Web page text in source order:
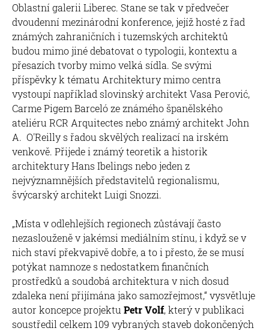
Oblastní galerii Liberec. Stane se tak v předvečer
dvoudenní mezinárodní konference, jejíž hosté z řad
známých zahraničních i tuzemských architektů
budou mimo jiné debatovat o typologii, kontextu a
přesazích tvorby mimo velká sídla. Se svými
příspěvky k tématu Architektury mimo centra
vystoupí například slovinský architekt Vasa Perović,
Carme Pigem Barceló ze známého španělského
ateliéru RCR Arquitectes nebo známý architekt John
A. O'Reilly s řadou skvělých realizací na irském
venkově. Přijede i známý teoretik a historik
architektury Hans Ibelings nebo jeden z
nejvýznamnějších představitelů regionalismu,
švýcarský architekt Luigi Snozzi.
„Místa v odlehlejších regionech zůstávají často
nezaslouženě v jakémsi mediálním stínu, i když se v
nich staví překvapivě dobře, a to i přesto, že se musí
potýkat namnoze s nedostatkem finančních
prostředků a soudobá architektura v nich dosud
zdaleka není přijímána jako samozřejmost,“ vysvětluje
autor koncepce projektu Petr Volf, který v publikaci
soustředil celkem 109 vybraných staveb dokončených